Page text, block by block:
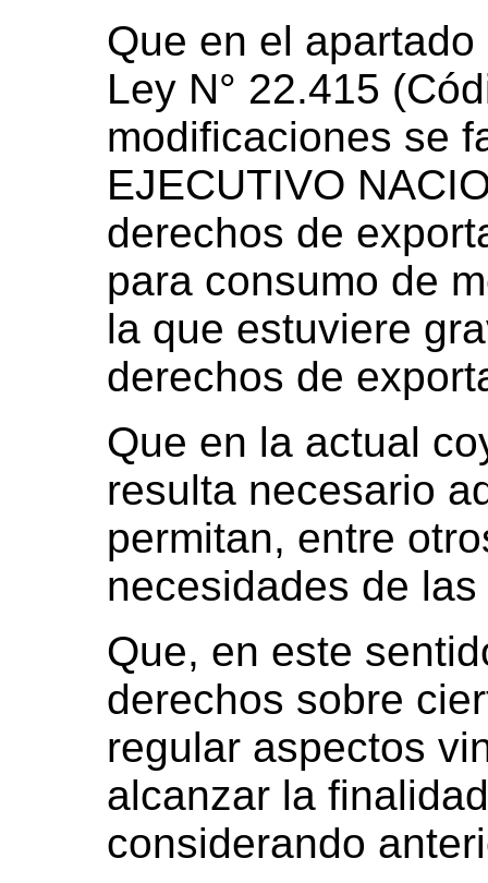
Que en el
Ley N° 22.415
modificaciones se
EJECUTIVO
derechos de
para consumo de
la que estuviere
derechos de
Que en la actual
resulta necesario
permitan, entre
necesidades de
Que, en este
derechos sobre
regular aspectos
alcanzar la
considerando